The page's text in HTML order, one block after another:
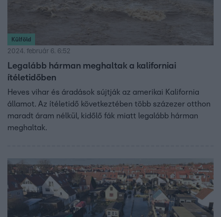
Külföld
2024. február 6. 6:52
Legalább hárman meghaltak a kaliforniai
ítéletidőben
Heves vihar és áradások sújtják az amerikai Kalifornia
államot. Az ítéletidő következtében több százezer otthon
maradt áram nélkül, kidőlő fák miatt legalább hárman
meghaltak.